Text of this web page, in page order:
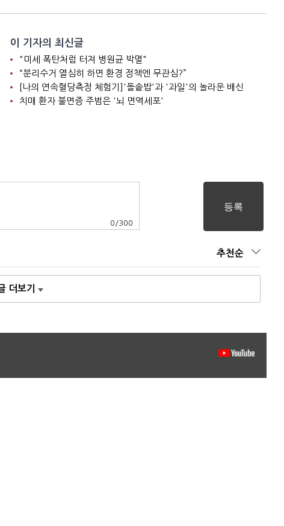
이 기자의 최신글
"미세 폭탄처럼 터져 병원균 박멸"
“분리수거 열심히 하면 환경 정책엔 무관심?”
[나의 연속혈당측정 체험기]'돌솥밥'과 '과일'의 놀라운 배신
치매 환자 불면증 주범은 '뇌 면역세포'
0 /300
추천순
더보기